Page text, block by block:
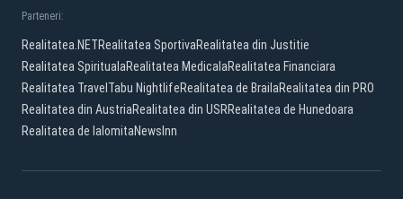
Parteneri:
Realitatea.NETRealitatea SportivaRealitatea din Justitie
Realitatea SpiritualaRealitatea MedicalaRealitatea Financiara
Realitatea Travel Tabu NightlifeRealitatea de BrailaRealitatea din PRO
Realitatea din AustriaRealitatea din USRRealitatea de Hunedoara
Realitatea de IalomitaNewsInn